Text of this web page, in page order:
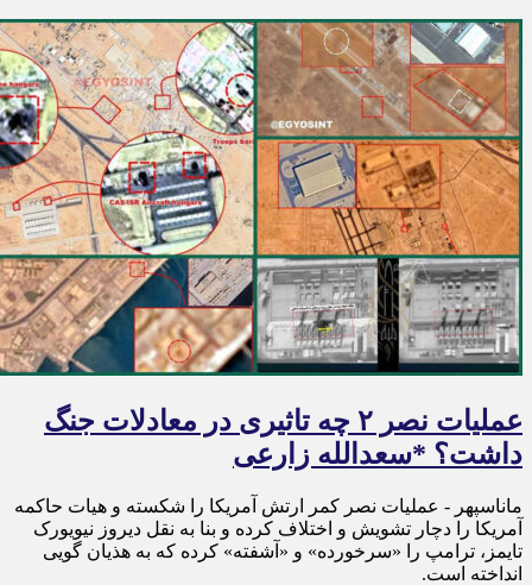
عملیات نصر ۲ چه تاثیری در معادلات جنگ
داشت؟ *سعدالله زارعی
ماناسپهر - عملیات نصر کمر ارتش آمریکا را شکسته و هیات حاکمه
آمریکا را دچار تشویش و اختلاف کرده و بنا به نقل دیروز نیویورک
تایمز، ترامپ را «سرخورده» و «آشفته» کرده که به هذیان گویی
انداخته است.